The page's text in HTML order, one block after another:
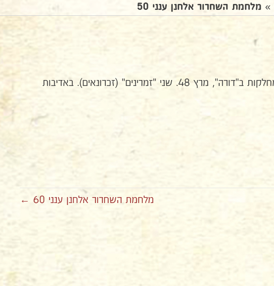
» מלחמת השחרור אלחנן ענני 50
בקורס מפקדי מחלקות ב"דורה", מרץ 48. שני "זמרינים" (זכרונאים). באדיבות
מלחמת השחרור אלחנן ענני 60 ←